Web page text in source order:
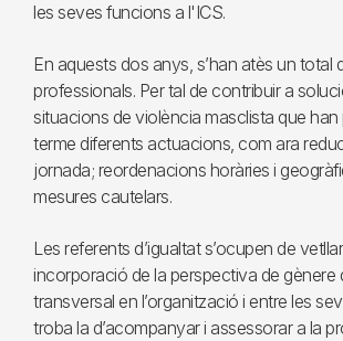
les seves funcions a l'ICS.
En aquests dos anys, s’han atès un total
professionals. Per tal de contribuir a
situacions de violència masclista que han
terme diferents actuacions, com ara
jornada; reordenacions horàries i
mesures cautelars.
Les referents d’igualtat s’ocupen de
incorporació de la perspectiva de gènere
transversal en l’organització i entre les
troba la d’acompanyar i assessorar a la